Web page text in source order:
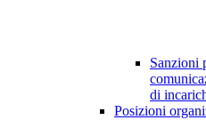
Sanzioni
di
Posizioni